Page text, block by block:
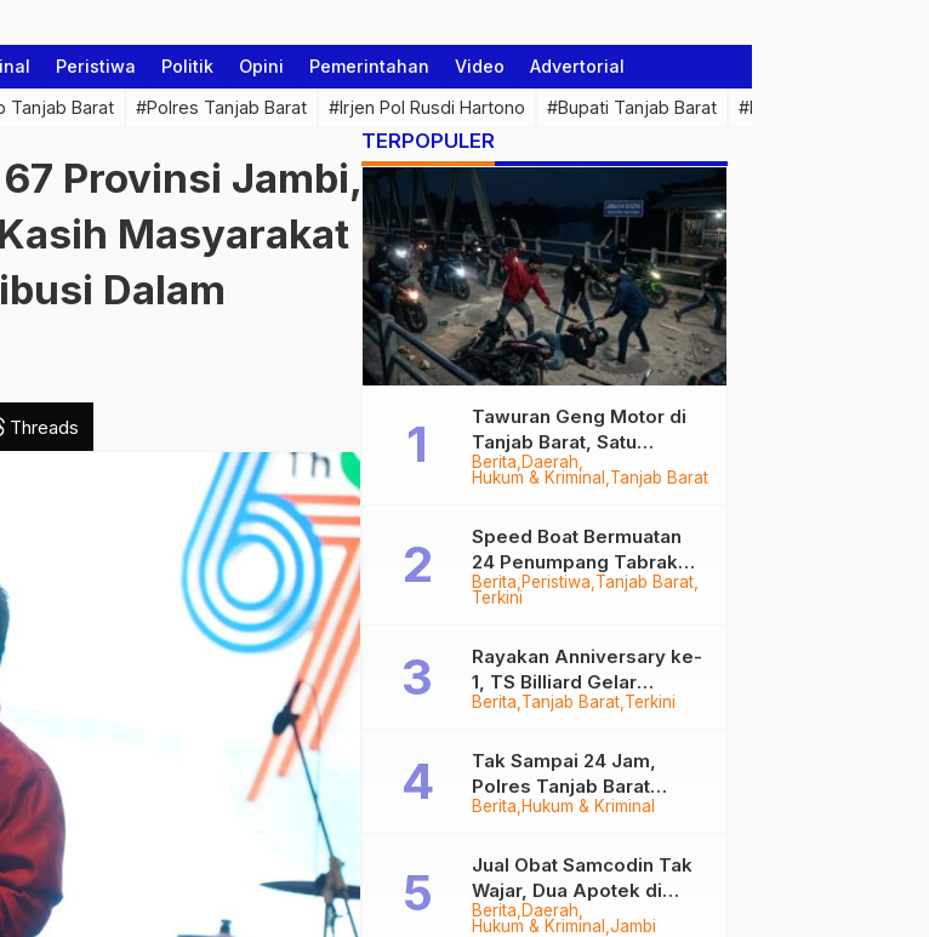
Peristiwa Politik Opini Pemerintahan Video Advertorial
Tanjab Barat #Polres Tanjab Barat #Irjen Pol Rusdi Hartono #Bupati Tanjab Barat #Pemprov Jambi
Provinsi Jambi,
Masyarakat
Dalam
Threads
TERPOPULER
Berita Daerah
Hukum & Kriminal Tanjab Barat
Tawuran Geng Motor di
Tanjab Barat, Satu
Remaja Kritis Dibacok, 3
Pelaku Ditangkap
Berita Peristiwa Tanjab Barat
Terkini
Speed Boat Bermuatan
24 Penumpang Tabrak
Togok di Kuala Tungkal,
Berita Tanjab Barat Terkini
Rayakan Anniversary ke-
1, TS Billiard Gelar
Turnamen 9 Ball
Berita Hukum & Kriminal
Tak Sampai 24 Jam,
Polres Tanjab Barat
Ringkus Komplotan
Tungkal
Berita Daerah
Hukum & Kriminal Jambi
Jual Obat Samcodin Tak
Wajar, Dua Apotek di
Tanjab Barat Disegel